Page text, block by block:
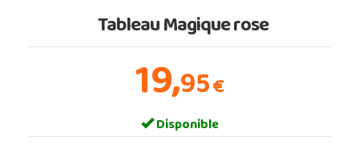
Tableau Magique rose
19,95€
Disponible